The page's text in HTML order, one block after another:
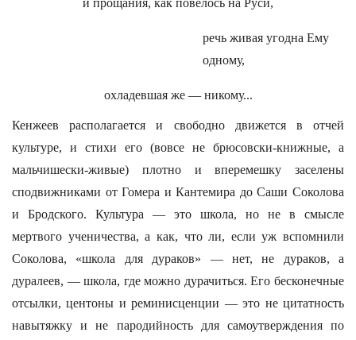
и прощания, как повелось на Руси,
речь живая угодна Ему
одному,
охладевшая же — никому...
Кенжеев располагается и свободно движется в отчей
культуре, и стихи его (вовсе не брюсовски-книжные, а
мальчишески-живые) плотно и вперемешку заселены
сподвижниками от Гомера и Кантемира до Саши Соколова
и Бродского. Культура — это школа, но не в смысле
мертвого ученичества, а как, что ли, если уж вспомнили
Соколова, «школа для дураков» — нет, не дураков, а
дуралеев, — школа, где можно дурачиться. Его бесконечные
отсылки, центоны и реминисценции — это не цитатность
навытяжку и не пародийность для самоутверждения по